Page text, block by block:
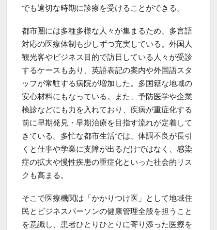
でも適切な時期に診療を受けることができる。
都市圏には多種多様な人々が集まるため、多言語
対応の医療体制も少しずつ充実している。外国人
観光客やビジネス目的で訪日している人々が受診
するケースもあり、英語表記の案内や外国語スタ
ッフが常駐する病院が増加した。多国籍な地域の
安心材料にもなっている。また、予防医学や企業
検診などにも力を入れており、疾病が重症化する
前に早期発見・早期治療を目指す流れが定着して
きている。多忙な都市生活では、体調不良が長引
くと仕事や学業に支障が出るだけではなく、感染
症の拡大や慢性疾患の重症化といった社会的リス
クも高まる。
そこで医療機関は「かかりつけ医」として地域住
民とビジネスパーソンの健康管理全般を担うこと
を意識し、患者ひとりひとりに寄り添った医療を